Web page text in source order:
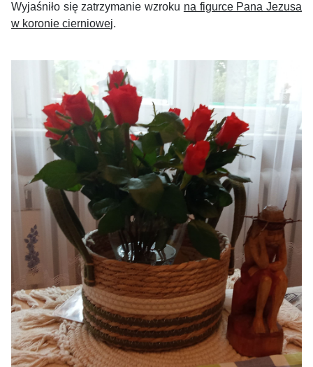
Wyjaśniło się zatrzymanie wzroku na figurce Pana Jezusa
w koronie cierniowej.